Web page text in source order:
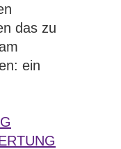
das zu
ein